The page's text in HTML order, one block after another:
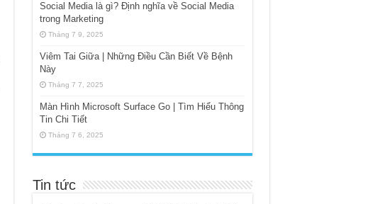
Social Media là gì? Định nghĩa về Social Media
trong Marketing
Tháng 7 9, 2025
Viêm Tai Giữa | Những Điều Cần Biết Về Bệnh
Này
Tháng 7 7, 2025
Màn Hình Microsoft Surface Go | Tìm Hiểu Thông
Tin Chi Tiết
Tháng 7 6, 2025
Tin tức